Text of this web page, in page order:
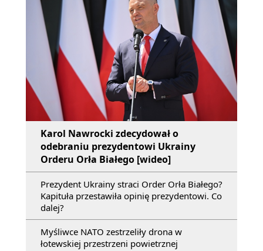
Karol Nawrocki zdecydował o
odebraniu prezydentowi Ukrainy
Orderu Orła Białego [wideo]
Prezydent Ukrainy straci Order Orła Białego?
Kapituła przestawiła opinię prezydentowi. Co
dalej?
Myśliwce NATO zestrzeliły drona w
łotewskiej przestrzeni powietrznej